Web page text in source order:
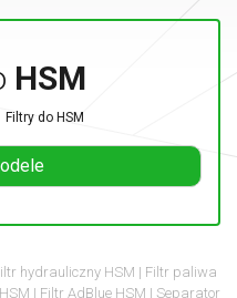
HSM
Filtry do HSM
hydrauliczny HSM
Filtr paliwa
Filtr AdBlue HSM
Separator